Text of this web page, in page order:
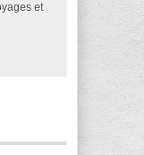
et